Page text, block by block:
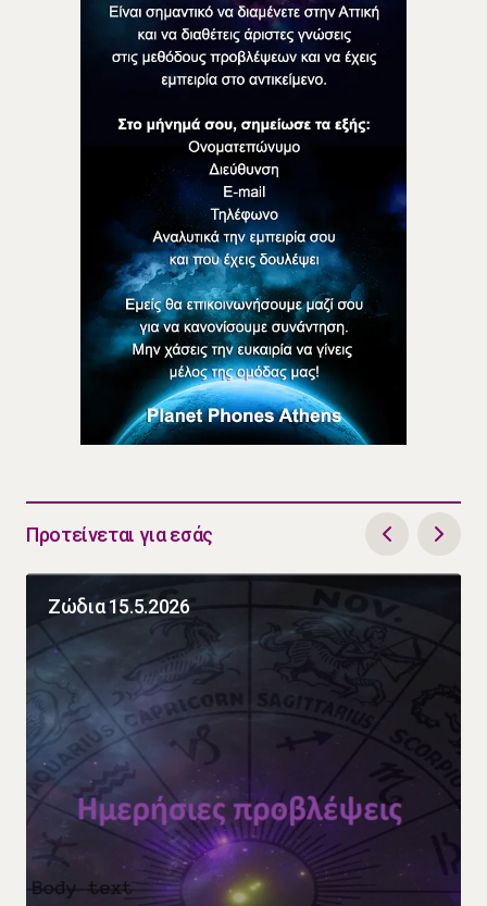
Προτείνεται για εσάς
Ζώδια 15.5.2026